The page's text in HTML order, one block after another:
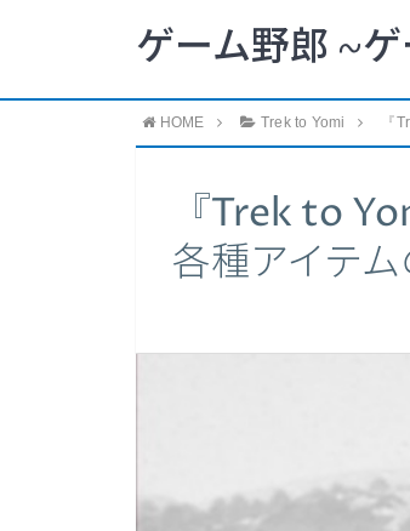
ゲーム野郎 ~
HOME Trek to Yomi 『
『Trek to
各種アイテム